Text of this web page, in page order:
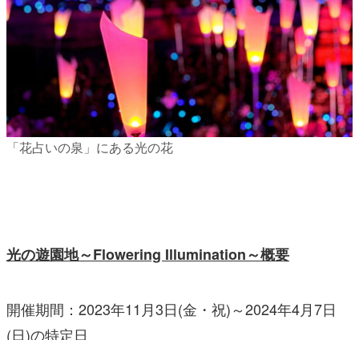
「花占いの泉」にある光の花
光の遊園地～Flowering Illumination～概要
開催期間：2023年11月3日(金・祝)～2024年4月7日
(日)の特定日